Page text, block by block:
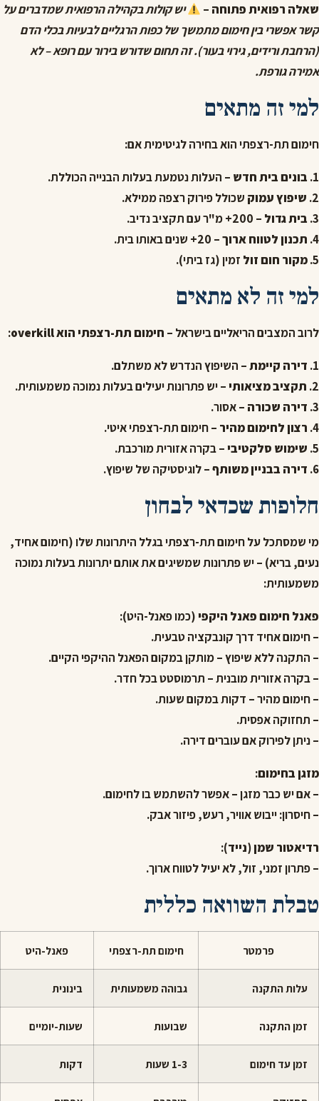
שאלה רפואית פתוחה –
יש קולות בקהילה הרפואית שמדברים על
קשר אפשרי בין חימום מתמשך של כפות הרגליים לבעיות בכלי הדם
(הרחבת ורידים, גירוי בעור). זה תחום שדורש בירור עם רופא – לא
אמירה גורפת.
למי זה מתאים
חימום תת-רצפתי הוא בחירה לגיטימית אם:
1. בונים בית חדש – העלות נטמעת בעלות הבנייה הכוללת.
2. שיפוץ עמוק שכולל פירוק רצפה ממילא.
3. בית גדול – 200+ מ"ר עם תקציב נדיב.
4. תכנון לטווח ארוך– 20+ שנים באותו בית.
5. מקור חום זול זמין (גז ביתי).
למי זה לא מתאים
לרוב המצבים הריאליים בישראל – חימום תת-רצפתי הוא overkill :
1. דירה קיימת– השיפוץ הנדרש לא משתלם.
2. תקציב מציאותי– יש פתרונות יעילים בעלות נמוכה משמעותית.
3. דירה שכורה – אסור.
4. רצון לחימום מהיר – חימום תת-רצפתי איטי.
5. שימוש סלקטיבי– בקרה אזורית מורכבת.
6. דירה בבניין משותף– לוגיסטיקה של שיפוץ.
חלופות שכדאי לבחון
מי שמסתכל על חימום תת-רצפתי בגלל היתרונות שלו (חימום אחיד,
נעים, בריא) – יש פתרונות שמשיגים את אותם יתרונות בעלות נמוכה
משמעותית:
פאנל חימום פאנל היקפי(כמו פאנל-היט):
– חימום אחיד דרך קונבקציה טבעית.
– התקנה ללא שיפוץ – מותקן במקום הפאנל ההיקפי הקיים.
– בקרה אזורית מובנית – תרמוסטט בכל חדר.
– חימום מהיר – דקות במקום שעות.
– תחזוקה אפסית.
– ניתן לפירוק אם עוברים דירה.
מזגן בחימום:
– אם יש כבר מזגן – אפשר להשתמש בו לחימום.
– חיסרון: ייבוש אוויר, רעש, פיזור אבק.
רדיאטור שמן (נייד):
– פתרון זמני, זול, לא יעיל לטווח ארוך.
טבלת השוואה כללית
פרמטר חימום תת-רצפתי פאנל-היט
עלות התקנה גבוהה משמעותית בינונית
זמן התקנה שבועות שעות-יומיים
זמן עד חימום 1-3 שעות דקות